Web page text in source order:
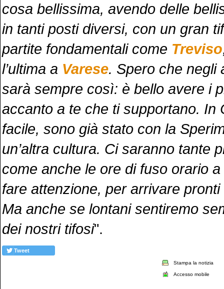
cosa bellissima, avendo delle
in tanti posti diversi, con un gran
partite fondamentali come Treviso
l’ultima a Varese. Spero che negli
sarà sempre così: è bello avere i
accanto a te che ti supportano. In
facile, sono già stato con la
un’altra cultura. Ci saranno tante
come anche le ore di fuso orario
fare attenzione, per arrivare
Ma anche se lontani sentiremo
dei nostri tifosi".
Tweet
Stampa la notizia
Accesso mobile